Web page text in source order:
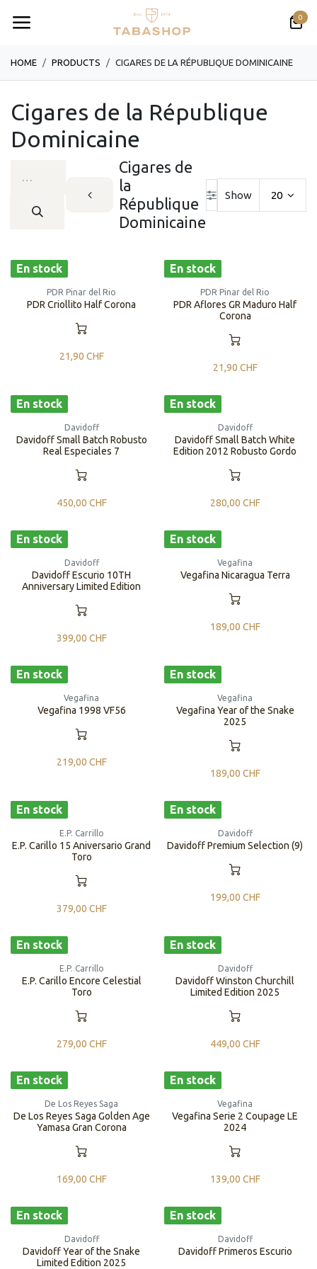
0
HOME PRODUCTS CIGARES DE LA RÉPUBLIQUE DOMINICAINE
Cigares de la République
Dominicaine
Cigares de
la
République
Dominicaine
Show 20
En stock
PDR Pinar del Rio
PDR Criollito Half Corona
21,90 CHF
En stock
PDR Pinar del Rio
PDR Aflores GR Maduro Half
Corona
21,90 CHF
En stock
Davidoff
Davidoff Small Batch Robusto
Real Especiales 7
450,00 CHF
En stock
Davidoff
Davidoff Small Batch White
Edition 2012 Robusto Gordo
280,00 CHF
En stock
Davidoff
Davidoff Escurio 10TH
Anniversary Limited Edition
399,00 CHF
En stock
Vegafina
Vegafina Nicaragua Terra
189,00 CHF
En stock
Vegafina
Vegafina 1998 VF56
219,00 CHF
En stock
Vegafina
Vegafina Year of the Snake
2025
189,00 CHF
En stock
E.P. Carrillo
E.P. Carillo 15 Aniversario Grand
Toro
379,00 CHF
En stock
Davidoff
Davidoff Premium Selection (9)
199,00 CHF
En stock
E.P. Carrillo
E.P. Carillo Encore Celestial
Toro
279,00 CHF
En stock
Davidoff
Davidoff Winston Churchill
Limited Edition 2025
449,00 CHF
En stock
De Los Reyes Saga
De Los Reyes Saga Golden Age
Yamasa Gran Corona
169,00 CHF
En stock
Vegafina
Vegafina Serie 2 Coupage LE
2024
139,00 CHF
En stock
Davidoff
​​​​Davidoff ​​Year of the Snake
Limited Edition 2025
En stock
Davidoff
Davidoff Primeros Escurio